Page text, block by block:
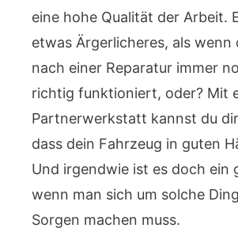
eine hohe Qualität der Arbeit.
etwas Ärgerlicheres, als wenn
nach einer Reparatur immer
richtig funktioniert, oder? Mit
Partnerwerkstatt kannst du
dass dein Fahrzeug in guten
Und irgendwie ist es doch ein
wenn man sich um solche
Sorgen machen muss.